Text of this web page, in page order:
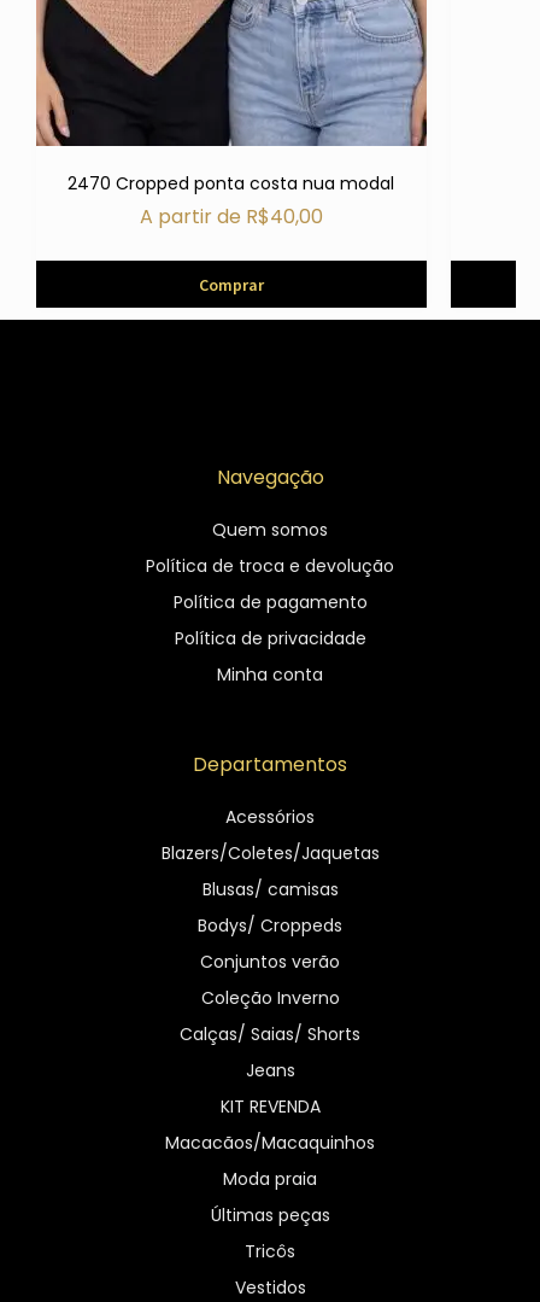
2470 Cropped ponta costa nua modal
A partir de R$40,00
Comprar
Navegação
Quem somos
Política de troca e devolução
Política de pagamento
Política de privacidade
Minha conta
Departamentos
Acessórios
Blazers/Coletes/Jaquetas
Blusas/ camisas
Bodys/ Croppeds
Conjuntos verão
Coleção Inverno
Calças/ Saias/ Shorts
Jeans
KIT REVENDA
Macacãos/Macaquinhos
Moda praia
Últimas peças
Tricôs
Vestidos